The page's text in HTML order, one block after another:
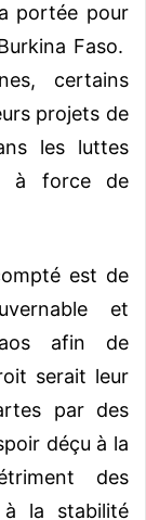
portée pour
Faso.
certains
projets de
les luttes
à force de
est de
et
afin de
serait leur
par des
déçu à la
des
à la stabilité